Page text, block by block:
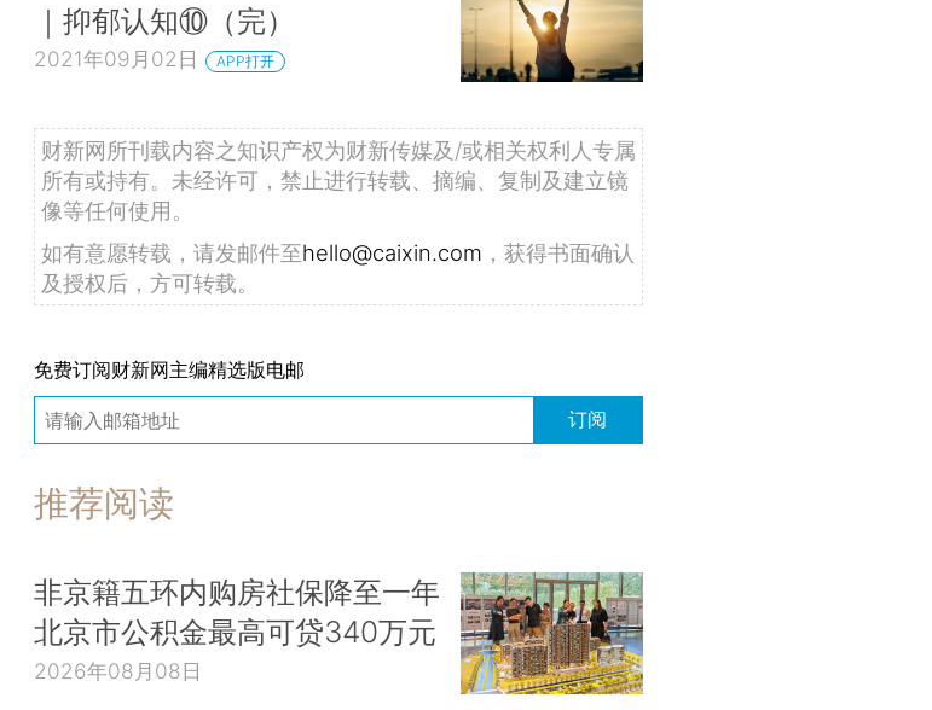
｜抑郁认知⑩（完）
2021年09月02日 APP打开
财新网所刊载内容之知识产权为财新传媒及/或相关权利人专属
所有或持有。未经许可，禁止进行转载、摘编、复制及建立镜
像等任何使用。
如有意愿转载，请发邮件至hello@caixin.com ，获得书面确认
及授权后，方可转载。
免费订阅财新网主编精选版电邮
订阅
推荐阅读
非京籍五环内购房社保降至一年
北京市公积金最高可贷340万元
2026年08月08日